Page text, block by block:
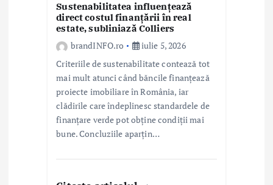
Sustenabilitatea influențează
direct costul finanțării în real
estate, subliniază Colliers
brandINFO.ro
iulie 5, 2026
Criteriile de sustenabilitate contează tot
mai mult atunci când băncile finanțează
proiecte imobiliare în România, iar
clădirile care îndeplinesc standardele de
finanțare verde pot obține condiții mai
bune. Concluziile aparțin…